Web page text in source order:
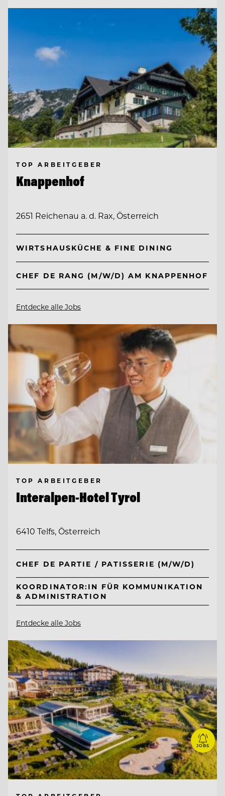
TOP ARBEITGEBER
Knappenhof
2651 Reichenau a. d. Rax, Österreich
WIRTSHAUSKÜCHE & FINE DINING
CHEF DE RANG (M/W/D) AM KNAPPENHOF
Entdecke alle Jobs
TOP ARBEITGEBER
Interalpen-Hotel Tyrol
6410 Telfs, Österreich
CHEF DE PARTIE / PATISSERIE (M/W/D)
KOORDINATOR:IN FÜR KOMMUNIKATION
& ADMINISTRATION
Entdecke alle Jobs
JOBS